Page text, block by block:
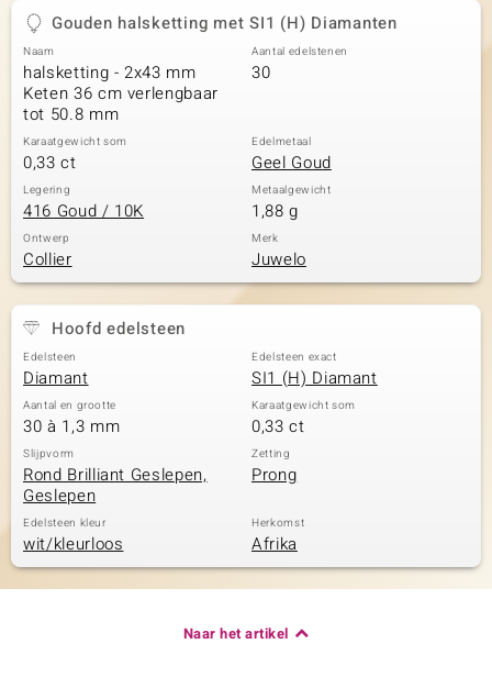
Gouden halsketting met SI1 (H) Diamanten
Naam
halsketting - 2x43 mm
Keten 36 cm verlengbaar
tot 50.8 mm
Aantal edelstenen
30
Karaatgewicht som
0,33 ct
Edelmetaal
Geel Goud
Legering
416 Goud / 10K
Metaalgewicht
1,88 g
Ontwerp
Collier
Merk
Juwelo
Hoofd edelsteen
Edelsteen
Diamant
Edelsteen exact
SI1 (H) Diamant
Aantal en grootte
30 à 1,3 mm
Karaatgewicht som
0,33 ct
Slijpvorm
Rond Brilliant Geslepen,
Geslepen
Zetting
Prong
Edelsteen kleur
wit/kleurloos
Herkomst
Afrika
Naar het artikel